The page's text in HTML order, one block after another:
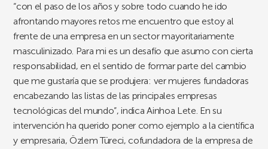
“con el paso de los años y sobre todo cuando he ido
afrontando mayores retos me encuentro que estoy al
frente de una empresa en un sector mayoritariamente
masculinizado. Para mi es un desafío que asumo con cierta
responsabilidad, en el sentido de formar parte del cambio
que me gustaría que se produjera: ver mujeres fundadoras
encabezando las listas de las principales empresas
tecnológicas del mundo”, indica Ainhoa Lete. En su
intervención ha querido poner como ejemplo a la científica
y empresaria, Özlem Türeci, cofundadora de la empresa de